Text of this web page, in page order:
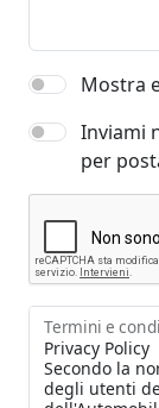
Mostra
Inviami
per
Termini e